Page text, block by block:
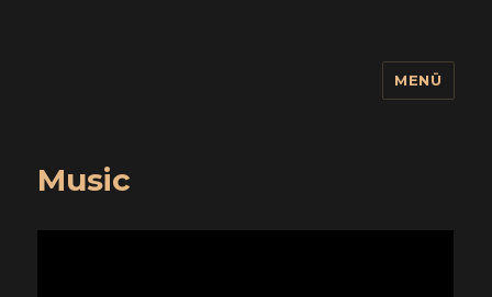
MENÜ
Music